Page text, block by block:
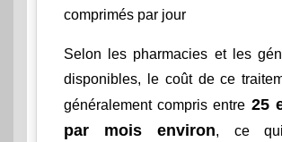
comprimés par jour
Selon les pharmacies et les
disponibles, le coût de ce
généralement compris entre 25
par mois environ, ce